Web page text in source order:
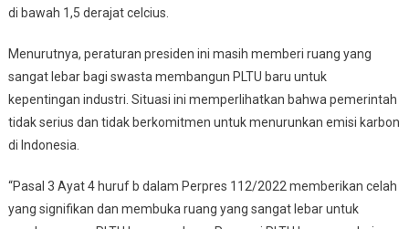
di bawah 1,5 derajat celcius.
Menurutnya, peraturan presiden ini masih memberi ruang yang
sangat lebar bagi swasta membangun PLTU baru untuk
kepentingan industri. Situasi ini memperlihatkan bahwa pemerintah
tidak serius dan tidak berkomitmen untuk menurunkan emisi karbon
di Indonesia.
“Pasal 3 Ayat 4 huruf b dalam Perpres 112/2022 memberikan celah
yang signifikan dan membuka ruang yang sangat lebar untuk